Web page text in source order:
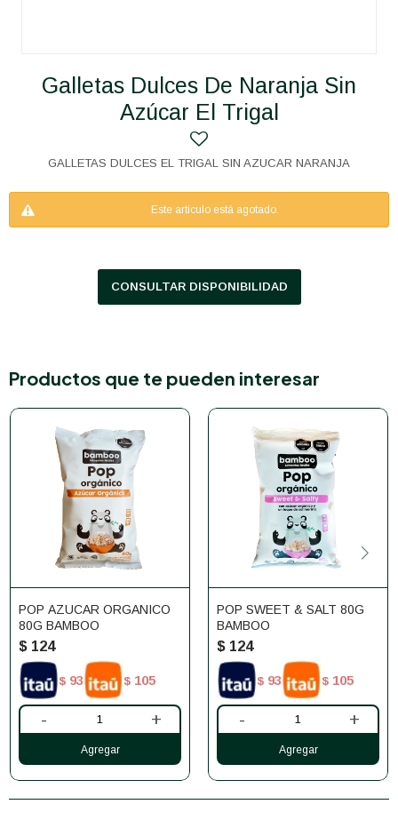
Galletas Dulces De Naranja Sin
Azúcar El Trigal
GALLETAS DULCES EL TRIGAL SIN AZUCAR NARANJA
Este artículo está agotado.
CONSULTAR DISPONIBILIDAD
Productos que te pueden interesar
POP AZUCAR ORGANICO
80G BAMBOO
$ 124
$ 93 $ 105
- +
POP SWEET & SALT 80G
BAMBOO
$ 124
$ 93 $ 105
- +